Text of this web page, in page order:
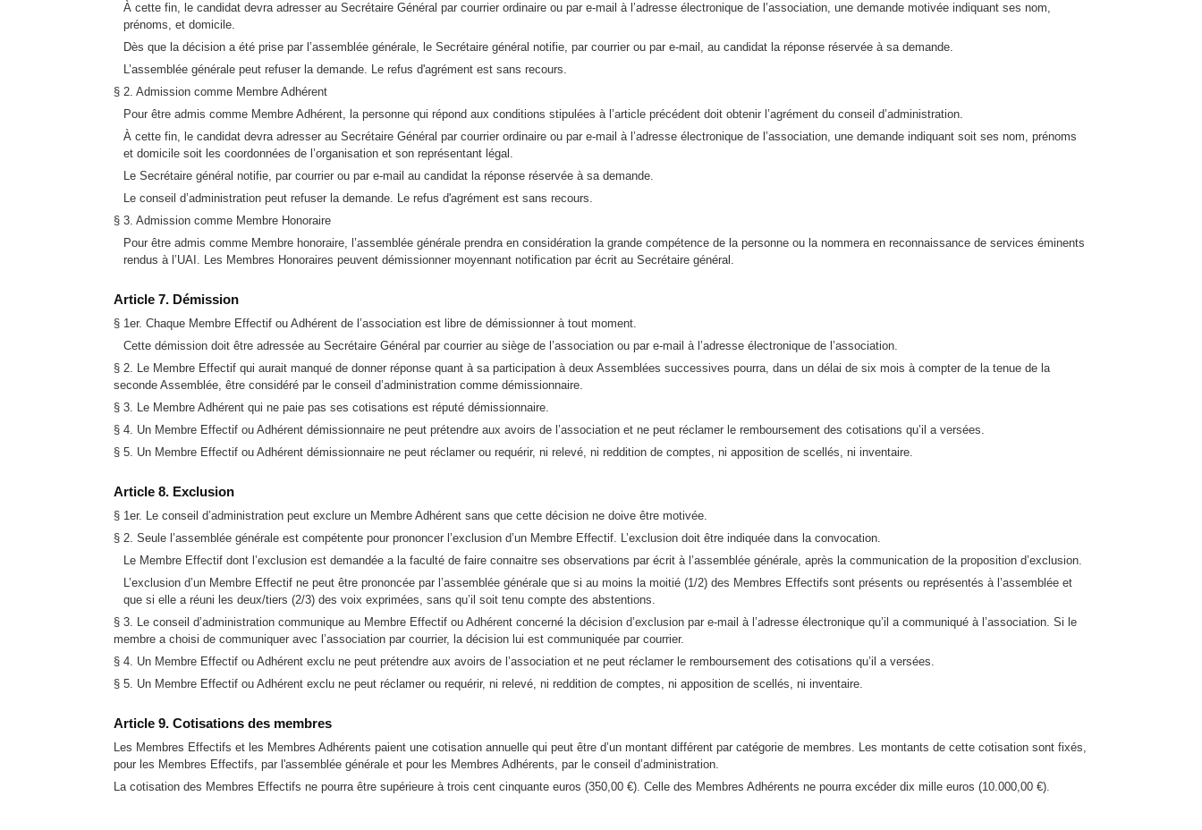
À cette fin, le candidat devra adresser au Secrétaire Général par courrier ordinaire ou par e-mail à l’adresse électronique de l’association, une demande motivée indiquant ses nom,
prénoms, et domicile.
Dès que la décision a été prise par l’assemblée générale, le Secrétaire général notifie, par courrier ou par e-mail, au candidat la réponse réservée à sa demande.
L’assemblée générale peut refuser la demande. Le refus d'agrément est sans recours.
§ 2. Admission comme Membre Adhérent
Pour être admis comme Membre Adhérent, la personne qui répond aux conditions stipulées à l’article précédent doit obtenir l’agrément du conseil d’administration.
À cette fin, le candidat devra adresser au Secrétaire Général par courrier ordinaire ou par e-mail à l’adresse électronique de l’association, une demande indiquant soit ses nom, prénoms
et domicile soit les coordonnées de l’organisation et son représentant légal.
Le Secrétaire général notifie, par courrier ou par e-mail au candidat la réponse réservée à sa demande.
Le conseil d’administration peut refuser la demande. Le refus d'agrément est sans recours.
§ 3. Admission comme Membre Honoraire
Pour être admis comme Membre honoraire, l’assemblée générale prendra en considération la grande compétence de la personne ou la nommera en reconnaissance de services éminents
rendus à l’UAI. Les Membres Honoraires peuvent démissionner moyennant notification par écrit au Secrétaire général.
Article 7. Démission
§ 1er. Chaque Membre Effectif ou Adhérent de l’association est libre de démissionner à tout moment.
Cette démission doit être adressée au Secrétaire Général par courrier au siège de l’association ou par e-mail à l’adresse électronique de l’association.
§ 2. Le Membre Effectif qui aurait manqué de donner réponse quant à sa participation à deux Assemblées successives pourra, dans un délai de six mois à compter de la tenue de la
seconde Assemblée, être considéré par le conseil d’administration comme démissionnaire.
§ 3. Le Membre Adhérent qui ne paie pas ses cotisations est réputé démissionnaire.
§ 4. Un Membre Effectif ou Adhérent démissionnaire ne peut prétendre aux avoirs de l’association et ne peut réclamer le remboursement des cotisations qu’il a versées.
§ 5. Un Membre Effectif ou Adhérent démissionnaire ne peut réclamer ou requérir, ni relevé, ni reddition de comptes, ni apposition de scellés, ni inventaire.
Article 8. Exclusion
§ 1er. Le conseil d’administration peut exclure un Membre Adhérent sans que cette décision ne doive être motivée.
§ 2. Seule l’assemblée générale est compétente pour prononcer l’exclusion d’un Membre Effectif. L’exclusion doit être indiquée dans la convocation.
Le Membre Effectif dont l’exclusion est demandée a la faculté de faire connaitre ses observations par écrit à l’assemblée générale, après la communication de la proposition d’exclusion.
L’exclusion d’un Membre Effectif ne peut être prononcée par l’assemblée générale que si au moins la moitié (1/2) des Membres Effectifs sont présents ou représentés à l’assemblée et
que si elle a réuni les deux/tiers (2/3) des voix exprimées, sans qu’il soit tenu compte des abstentions.
§ 3. Le conseil d’administration communique au Membre Effectif ou Adhérent concerné la décision d’exclusion par e-mail à l’adresse électronique qu’il a communiqué à l’association. Si le
membre a choisi de communiquer avec l’association par courrier, la décision lui est communiquée par courrier.
§ 4. Un Membre Effectif ou Adhérent exclu ne peut prétendre aux avoirs de l’association et ne peut réclamer le remboursement des cotisations qu’il a versées.
§ 5. Un Membre Effectif ou Adhérent exclu ne peut réclamer ou requérir, ni relevé, ni reddition de comptes, ni apposition de scellés, ni inventaire.
Article 9. Cotisations des membres
Les Membres Effectifs et les Membres Adhérents paient une cotisation annuelle qui peut être d’un montant différent par catégorie de membres. Les montants de cette cotisation sont fixés,
pour les Membres Effectifs, par l'assemblée générale et pour les Membres Adhérents, par le conseil d’administration.
La cotisation des Membres Effectifs ne pourra être supérieure à trois cent cinquante euros (350,00 €). Celle des Membres Adhérents ne pourra excéder dix mille euros (10.000,00 €).